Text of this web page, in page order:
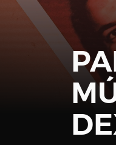
address